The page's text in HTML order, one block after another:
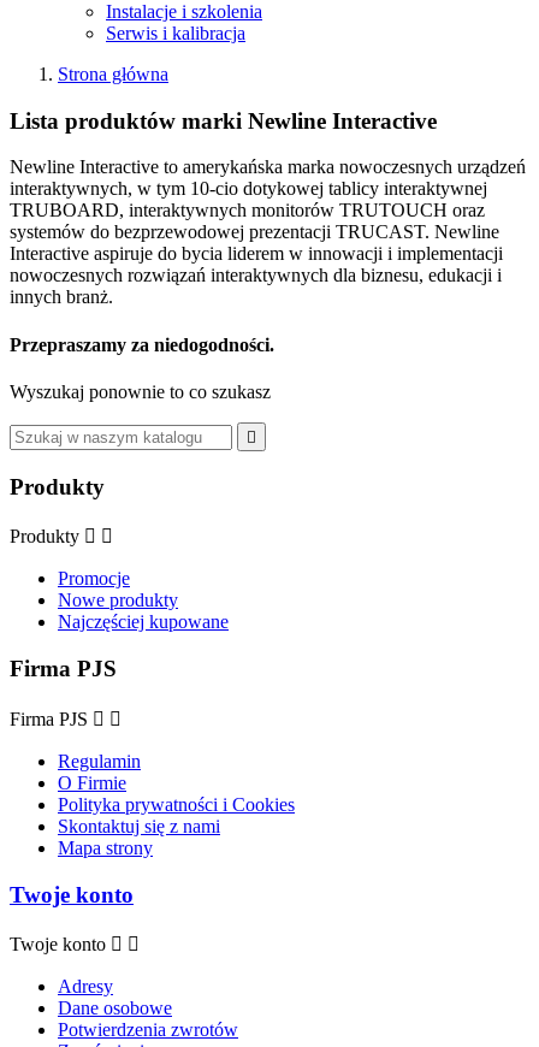
Instalacje i szkolenia
Serwis i kalibracja
Strona główna
Lista produktów marki Newline Interactive
Newline Interactive to amerykańska marka nowoczesnych urządzeń
interaktywnych, w tym 10-cio dotykowej tablicy interaktywnej
TRUBOARD, interaktywnych monitorów TRUTOUCH oraz
systemów do bezprzewodowej prezentacji TRUCAST. Newline
Interactive aspiruje do bycia liderem w innowacji i implementacji
nowoczesnych rozwiązań interaktywnych dla biznesu, edukacji i
innych branż.
Przepraszamy za niedogodności.
Wyszukaj ponownie to co szukasz

Produkty
Produkty  
Promocje
Nowe produkty
Najczęściej kupowane
Firma PJS
Firma PJS  
Regulamin
O Firmie
Polityka prywatności i Cookies
Skontaktuj się z nami
Mapa strony
Twoje konto
Twoje konto  
Adresy
Dane osobowe
Potwierdzenia zwrotów